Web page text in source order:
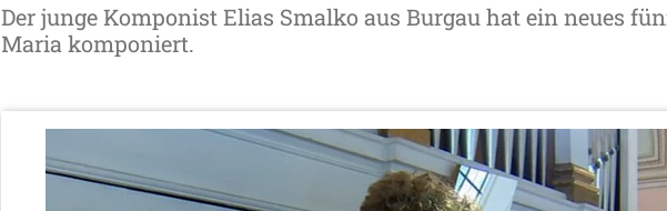
Der junge Komponist Elias Smalko aus Burgau hat ein neues
Maria komponiert.